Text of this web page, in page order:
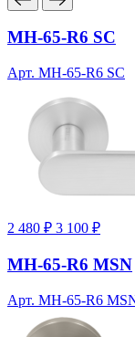
MH-65-R6 SC
Арт. MH-65-R6 SC
2 480 ₽ 3 100 ₽
MH-65-R6 MSN
Арт. MH-65-R6